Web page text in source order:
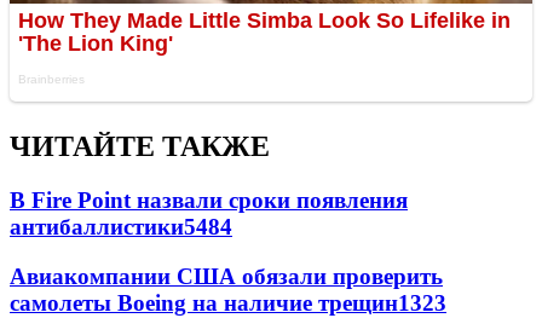
ЧИТАЙТЕ ТАКЖЕ
В Fire Point назвали сроки появления
антибаллистики5484
Авиакомпании США обязали проверить
самолеты Boeing на наличие трещин1323